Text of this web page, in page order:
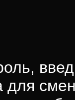
для